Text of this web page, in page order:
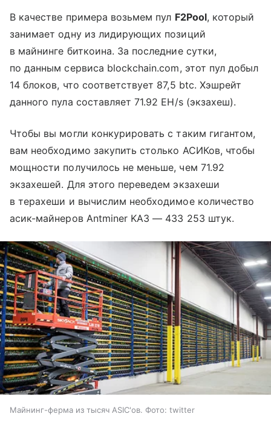
В качестве примера возьмем пул F2Pool, который
занимает одну из лидирующих позиций
в майнинге биткоина. За последние сутки,
по данным сервиса blockchain.com, этот пул добыл
14 блоков, что соответствует 87,5 btc. Хэшрейт
данного пула составляет 71.92 EH/s (экзахеш).
Чтобы вы могли конкурировать с таким гигантом,
вам необходимо закупить столько АСИКов, чтобы
мощности получилось не меньше, чем 71.92
экзахешей. Для этого переведем экзахеши
в терахеши и вычислим необходимое количество
асик-майнеров Antminer KA3 — 433 253 штук.
Майнинг-ферма из тысяч ASIC'ов. Фото: twitter